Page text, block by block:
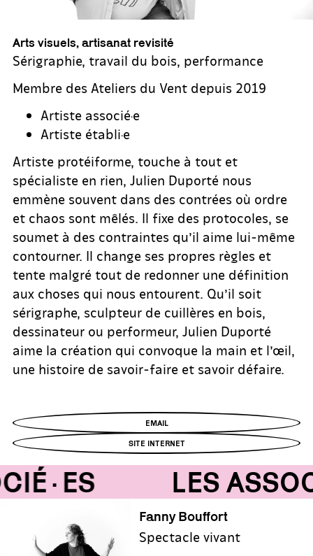
Arts visuels, artisanat revisité
Sérigraphie, travail du bois, performance
Membre des Ateliers du Vent depuis 2019
Artiste associé·e
Artiste établi·e
Artiste protéiforme, touche à tout et
spécialiste en rien, Julien Duporté nous
emmène souvent dans des contrées où ordre
et chaos sont mêlés. Il fixe des protocoles, se
soumet à des contraintes qu’il aime lui-même
contourner. Il change ses propres règles et
tente malgré tout de redonner une définition
aux choses qui nous entourent. Qu’il soit
sérigraphe, sculpteur de cuillères en bois,
dessinateur ou performeur, Julien Duporté
aime la création qui convoque la main et l’œil,
une histoire de savoir-faire et savoir défaire.
EMAIL
SITE INTERNET
LES
Fanny Bouffort
Spectacle vivant